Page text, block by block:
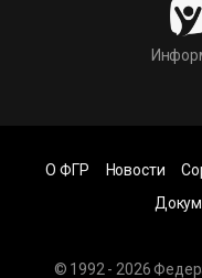
© 1992 - 2026
О ФГР Новости